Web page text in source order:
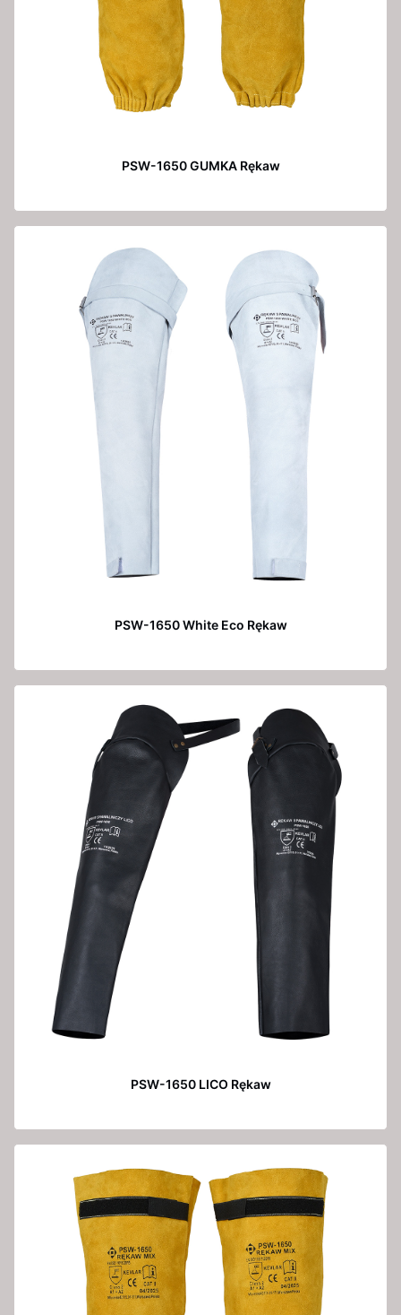
PSW-1650 GUMKA Rękaw
PSW-1650 White Eco Rękaw
PSW-1650 LICO Rękaw